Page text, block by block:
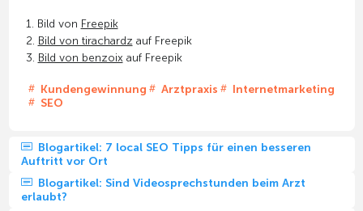
1. Bild von Freepik
2. Bild von tirachardzauf Freepik
3. Bild von benzoixauf Freepik
Kundengewinnung Arztpraxis
Internetmarketing
SEO
Blogartikel: 7 local SEO Tipps für einen besseren
Auftritt vor Ort
Blogartikel: Sind Videosprechstunden beim Arzt
erlaubt?